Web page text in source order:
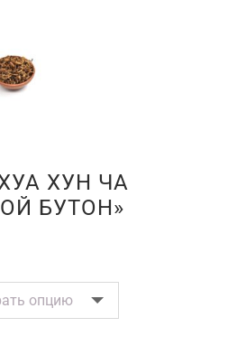
ХУН ЧА
БУТОН»